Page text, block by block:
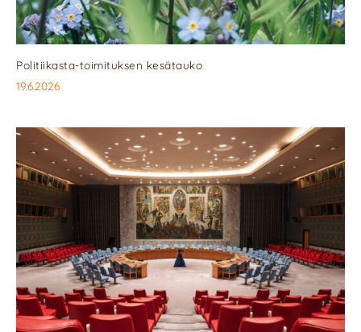
Politiikasta-toimituksen kesätauko
19.6.2026